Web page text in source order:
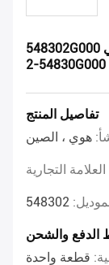
548302G000 الجديد الأصلي ×2 المثبت الرابط الأمامي
تفاصيل المنتج
هوي ، الصين
والشحن
قطعة واحدة